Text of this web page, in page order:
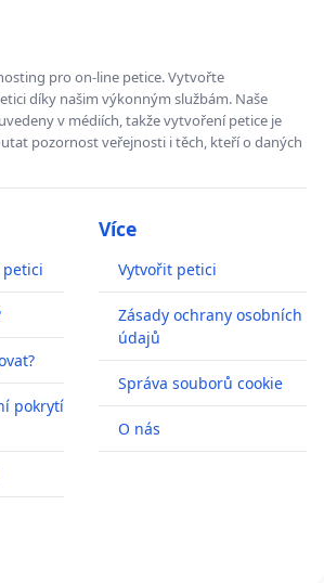
pro on-line petice. Vytvořte
díky našim výkonným službám. Naše
v médiích, takže vytvoření petice je
pozornost veřejnosti i těch, kteří o daných
petici
pokrytí
Více
Vytvořit petici
Zásady ochrany osobních
údajů
Správa souborů cookie
O nás